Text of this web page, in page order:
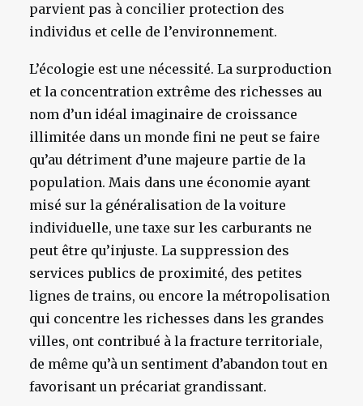
parvient pas à concilier protection des
individus et celle de l’environnement.
L’écologie est une nécessité. La surproduction
et la concentration extrême des richesses au
nom d’un idéal imaginaire de croissance
illimitée dans un monde fini ne peut se faire
qu’au détriment d’une majeure partie de la
population. Mais dans une économie ayant
misé sur la généralisation de la voiture
individuelle, une taxe sur les carburants ne
peut être qu’injuste. La suppression des
services publics de proximité, des petites
lignes de trains, ou encore la métropolisation
qui concentre les richesses dans les grandes
villes, ont contribué à la fracture territoriale,
de même qu’à un sentiment d’abandon tout en
favorisant un précariat grandissant.